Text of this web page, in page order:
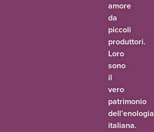
amore
da
piccoli
produttori.
Loro
sono
il
vero
patrimonio
dell’enologia
italiana.